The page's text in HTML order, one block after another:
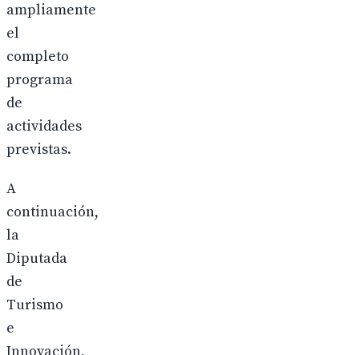
ampliamente
el
completo
programa
de
actividades
previstas.
A
continuación,
la
Diputada
de
Turismo
e